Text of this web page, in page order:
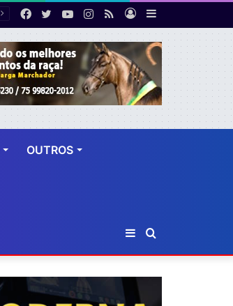
Barra
Lateral
Entrar
RSS
Instagram
YouTube
Twitter
Facebook
OUTROS
por
Barra
Lateral